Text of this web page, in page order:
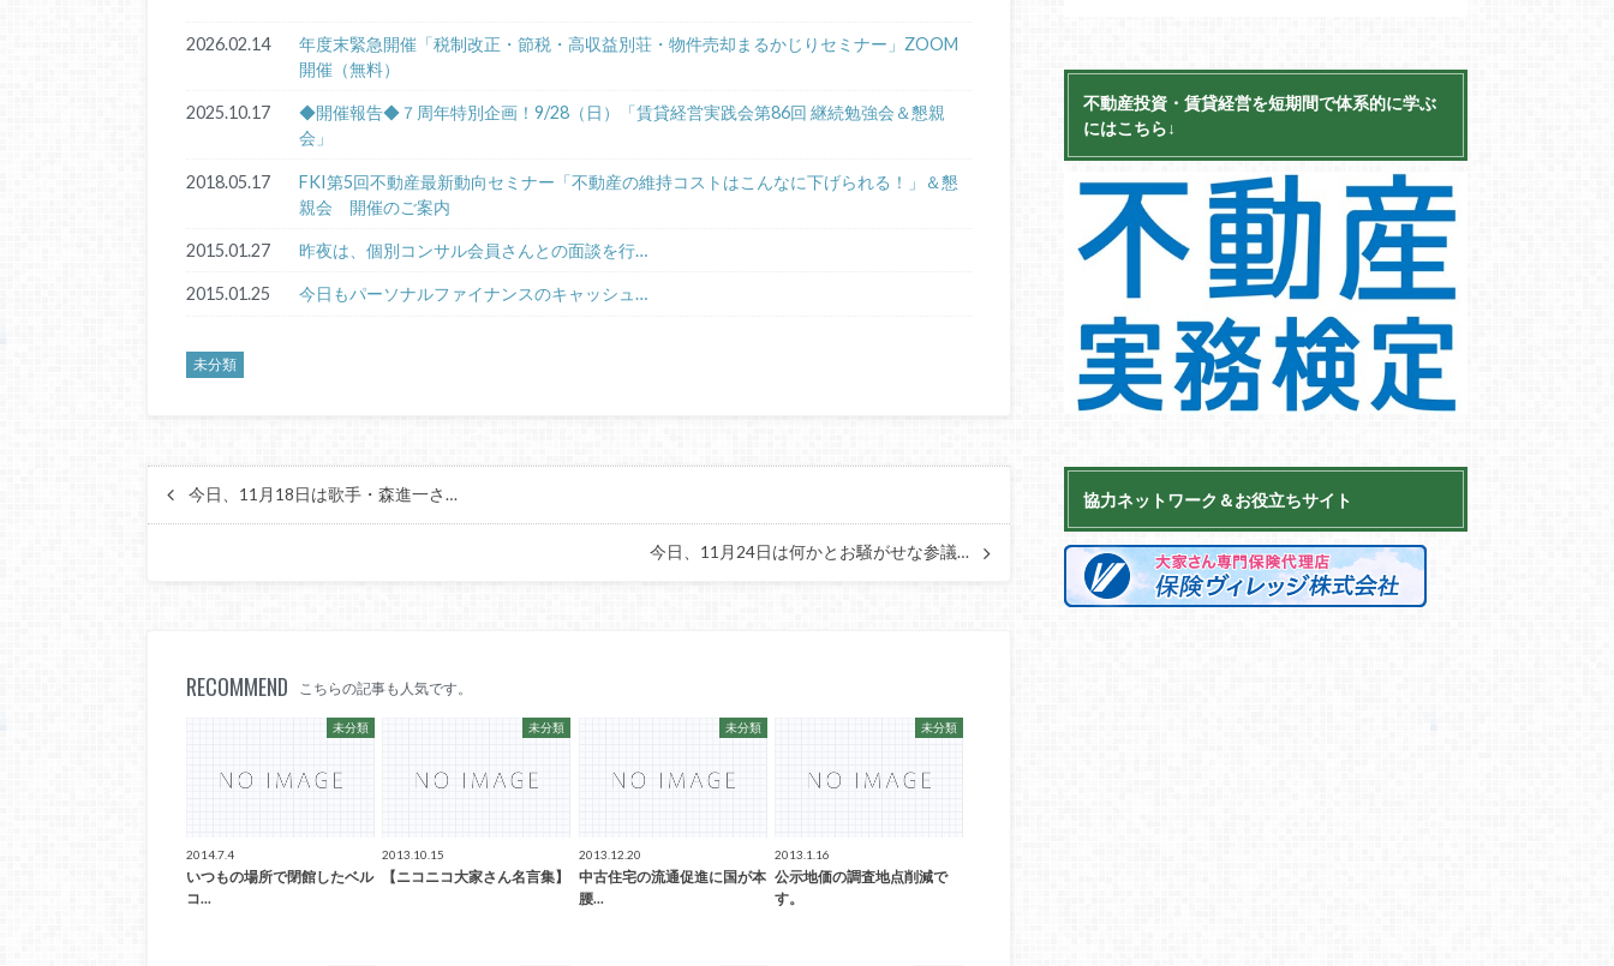
2026.02.14
年度末緊急開催「税制改正・節税・高収益別荘・物件売却まるかじりセミナー」ZOOM
開催（無料）
2025.10.17
◆開催報告◆７周年特別企画！9/28（日）「賃貸経営実践会第86回 継続勉強会＆懇親
会」
2018.05.17
FKI第5回不動産最新動向セミナー「不動産の維持コストはこんなに下げられる！」＆懇
親会 開催のご案内
2015.01.27 昨夜は、個別コンサル会員さんとの面談を行…
2015.01.25 今日もパーソナルファイナンスのキャッシュ…
未分類
今日、11月18日は歌手・森進一さ…
今日、11月24日は何かとお騒がせな参議…
RECOMMEND こちらの記事も人気です。
未分類
2014.7.4
いつもの場所で閉館したベル
コ...
未分類
2013.10.15
【ニコニコ大家さん名言集】
未分類
2013.12.20
中古住宅の流通促進に国が本
腰...
未分類
2013.1.16
公示地価の調査地点削減で
す。
不動産投資・賃貸経営を短期間で体系的に学ぶ
にはこちら↓
協力ネットワーク＆お役立ちサイト